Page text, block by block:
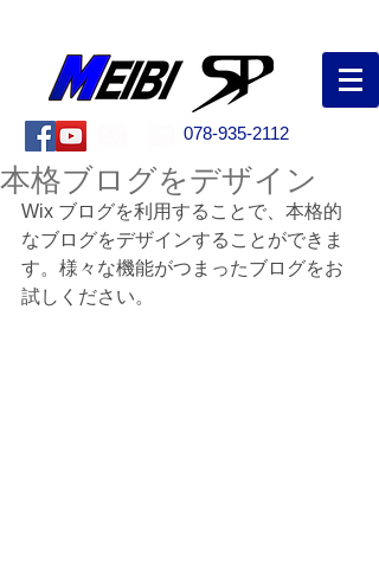
078-935-2112
本格ブログをデザイン
Wix ブログを利用することで、本格的
なブログをデザインすることができま
す。様々な機能がつまったブログをお
試しください。